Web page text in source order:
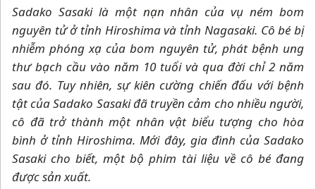
Sadako Sasaki là một nạn nhân của vụ ném bom
nguyên tử ở tỉnh Hiroshima và tỉnh Nagasaki. Cô bé bị
nhiễm phóng xạ của bom nguyên tử, phát bệnh ung
thư bạch cầu vào năm 10 tuổi và qua đời chỉ 2 năm
sau đó. Tuy nhiên, sự kiên cường chiến đấu với bệnh
tật của Sadako Sasaki đã truyền cảm cho nhiều người,
cô đã trở thành một nhân vật biểu tượng cho hòa
bình ở tỉnh Hiroshima. Mới đây, gia đình của Sadako
Sasaki cho biết, một bộ phim tài liệu về cô bé đang
được sản xuất.